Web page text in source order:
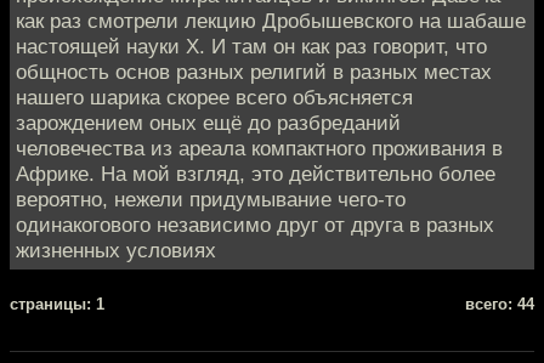
как раз смотрели лекцию Дробышевского на шабаше
настоящей науки Х. И там он как раз говорит, что
общность основ разных религий в разных местах
нашего шарика скорее всего объясняется
зарождением оных ещё до разбреданий
человечества из ареала компактного проживания в
Африке. На мой взгляд, это действительно более
вероятно, нежели придумывание чего-то
одинакогового независимо друг от друга в разных
жизненных условиях
cтраницы: 1 всего: 44